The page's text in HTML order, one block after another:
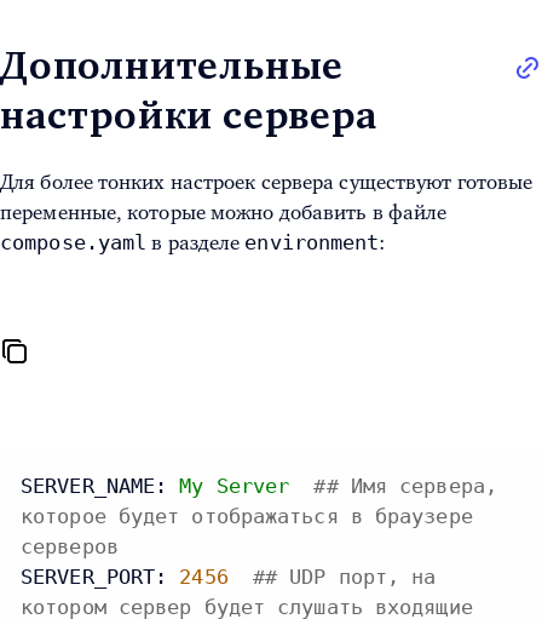
Дополнительные
настройки сервера
Для более тонких настроек сервера существуют готовые
переменные, которые можно добавить в файле
compose.yaml в разделе environment:
SERVER_NAME: My Server
## Имя сервера,
которое будет отображаться в браузере
серверов
SERVER_PORT:
2456
## UDP порт, на
котором сервер будет слушать входящие